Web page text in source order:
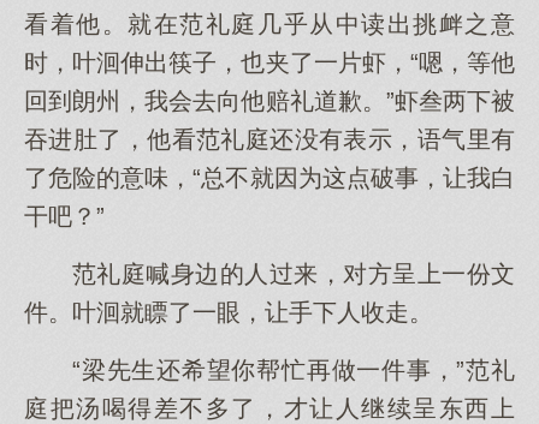
看着他。就在范礼庭几乎从中读出挑衅之意
时，叶洄伸出筷子，也夹了一片虾，“嗯，等他
回到朗州，我会去向他赔礼道歉。”虾叁两下被
吞进肚了，他看范礼庭还没有表示，语气里有
了危险的意味，“总不就因为这点破事，让我白
干吧？”
范礼庭喊身边的人过来，对方呈上一份文
件。叶洄就瞟了一眼，让手下人收走。
“梁先生还希望你帮忙再做一件事，”范礼
庭把汤喝得差不多了，才让人继续呈东西上